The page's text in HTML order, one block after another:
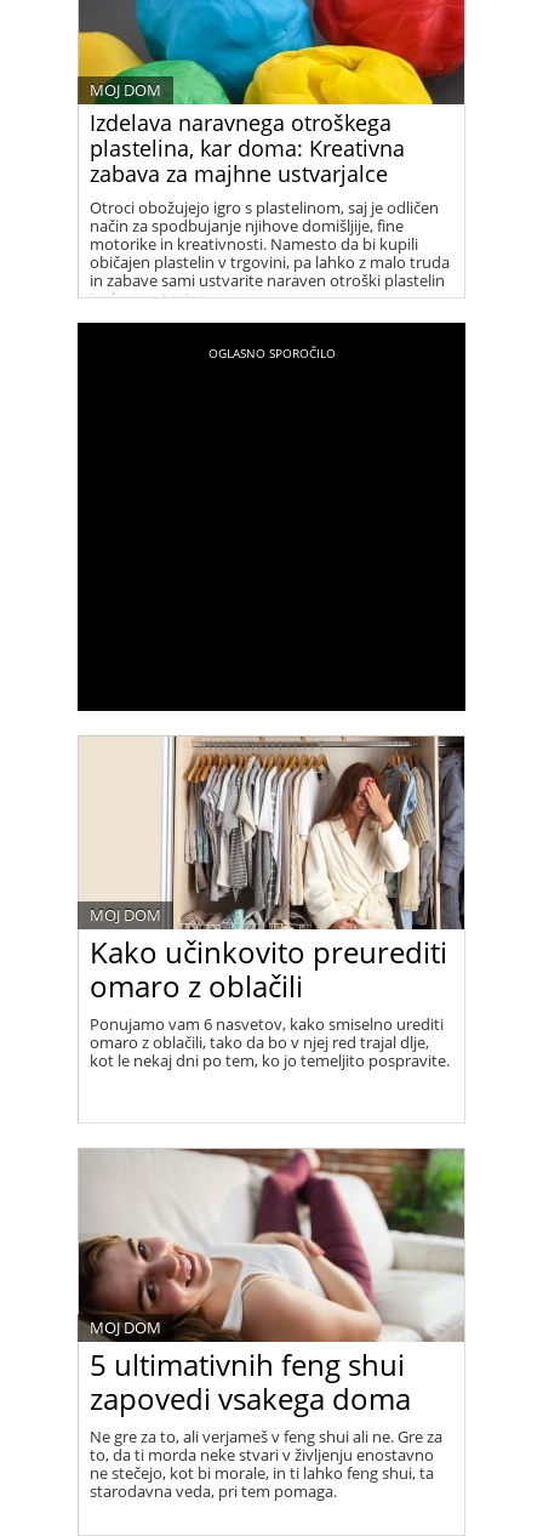
Izdelava naravnega otroškega
plastelina, kar doma: Kreativna
zabava za majhne ustvarjalce
MOJ DOM
Otroci obožujejo igro s plastelinom, saj je odličen
način za spodbujanje njihove domišljije, fine
motorike in kreativnosti. Namesto da bi kupili
običajen plastelin v trgovini, pa lahko z malo truda
in zabave sami ustvarite naraven otroški plastelin
iz slanega testa.
Kako učinkovito preurediti
omaro z oblačili
MOJ DOM
Ponujamo vam 6 nasvetov, kako smiselno urediti
omaro z oblačili, tako da bo v njej red trajal dlje,
kot le nekaj dni po tem, ko jo temeljito pospravite.
5 ultimativnih feng shui
zapovedi vsakega doma
MOJ DOM
Ne gre za to, ali verjameš v feng shui ali ne. Gre za
to, da ti morda neke stvari v življenju enostavno
ne stečejo, kot bi morale, in ti lahko feng shui, ta
starodavna veda, pri tem pomaga.